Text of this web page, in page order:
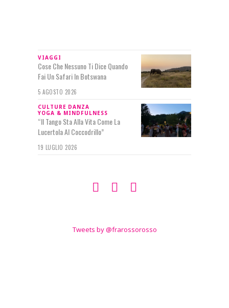
VIAGGI
Cose Che Nessuno Ti Dice Quando
Fai Un Safari In Botswana
5 AGOSTO 2026
CULTURE DANZA
YOGA & MINDFULNESS
“Il Tango Sta Alla Vita Come La
Lucertola Al Coccodrillo”
19 LUGLIO 2026
Tweets by @frarossorosso